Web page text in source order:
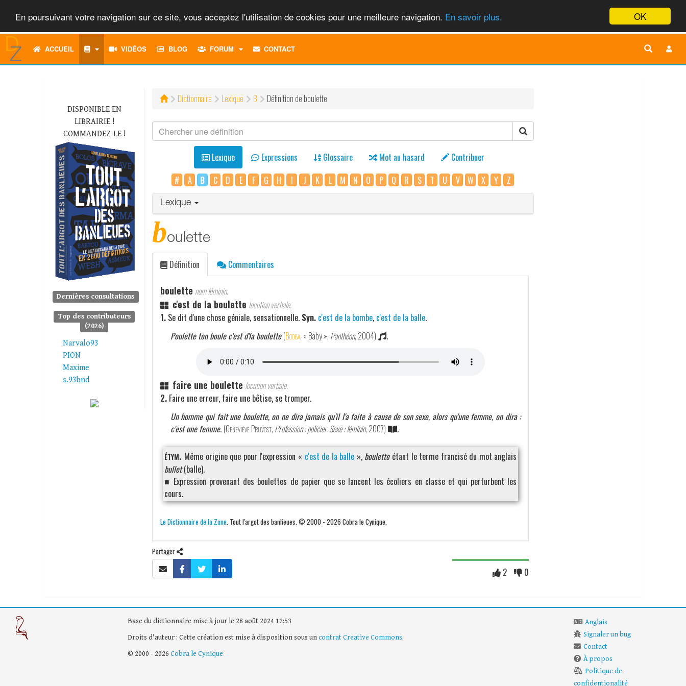
OK
En poursuivant votre navigation sur ce site, vous acceptez l'utilisation de cookies pour une meilleure navigation. En savoir plus.
ACCUEIL VIDÉOS BLOG FORUM
TOGGLECONTACT
DISPONIBLE EN
LIBRAIRIE !
COMMANDEZ-LE !
Dernières consultations
Top des contributeurs
(2026)
Narvalo93
PION
Maxime
s.93bnd
Dictionnaire Lexique B Définition de boulette
Lexique Expressions Glossaire Mot au hasard
Contribuer
#
A B C D E F G H I J K L M N O P Q R S T U V W X Y Z
Lexique
boulette
Définition Commentaires
boulette nom féminin.
c'est de la boulette locution verbale.
1. Se dit d'une chose géniale, sensationnelle. Syn. c'est de la bombe, c'est de la balle.
Poulette ton boule c'est d'la boulette (Booba, « Baby », Panthéon, 2004) .
faire une boulette locution verbale.
2. Faire une erreur, faire une bêtise, se tromper.
Un homme qui fait une boulette, on ne dira jamais qu'il l'a faite à cause de son sexe, alors qu'une femme, on dira :
c'est une femme. (Geneviève Pruvost, Profession : policier. Sexe : féminin, 2007) .
étym. Même origine que pour l'expression « c'est de la balle », bouletteétant le terme francisé du mot anglais
bullet(balle).
■ Expression provenant des boulettes de papier que se lancent les écoliers en classe et qui perturbent les
cours.
Le Dictionnaire de la Zone. Tout l'argot des banlieues. © 2000 - 2026 Cobra le Cynique.
Partager
2 0
Base du dictionnaire mise à jour le 28 août 2024 12:53
Droits d'auteur : Cette création est mise à disposition sous uncontrat Creative Commons.
© 2000 - 2026 Cobra le Cynique
Anglais
Signaler un bug
Contact
À propos
Politique de
confidentionalité